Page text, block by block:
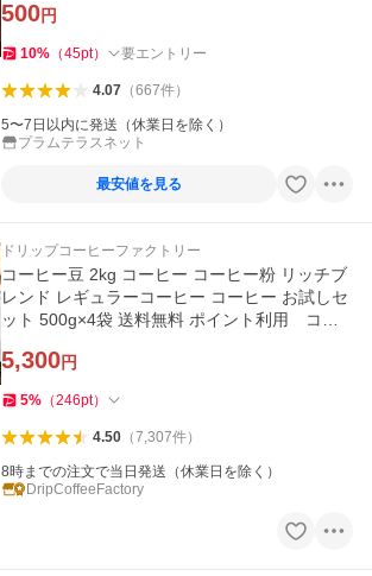
500円
10% （45pt） 要エントリー
4.07（667件）
5〜7日以内に発送（休業日を除く）
プラムテラスネット
最安値を見る
ドリップコーヒーファクトリー
コーヒー豆 2kg コーヒー コーヒー粉 リッチブ
レンド レギュラーコーヒー コーヒー お試しセ
ット 500g×4袋 送料無料 ポイント利用 コー
5,300円
5% （246pt）
4.50（7,307件）
8時までの注文で当日発送（休業日を除く）
DripCoffeeFactory